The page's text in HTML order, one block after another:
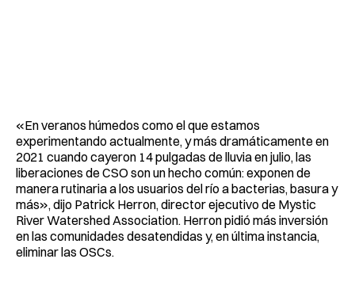
«En veranos húmedos como el que estamos
experimentando actualmente, y más dramáticamente en
2021 cuando cayeron 14 pulgadas de lluvia en julio, las
liberaciones de CSO son un hecho común: exponen de
manera rutinaria a los usuarios del río a bacterias, basura y
más», dijo Patrick Herron, director ejecutivo de Mystic
River Watershed Association. Herron pidió más inversión
en las comunidades desatendidas y, en última instancia,
eliminar las OSCs.